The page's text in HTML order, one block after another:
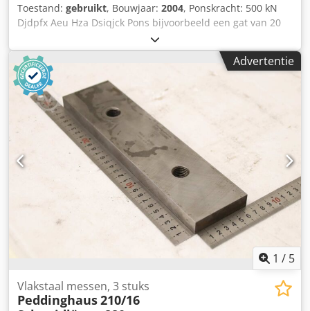
Toestand: gebruikt, Bouwjaar: 2004, Ponskracht: 500 kN
Djdpfx Aeu Hza Dsiqjck Pons bijvoorbeeld een gat van 20
mm in 18 mm staal Slagbediening via voetschakelaar
Assortiment gereedschappen inbegrepen in de prijs
Gewicht: 1400 kg
Advertentie
1 / 5
Vlakstaal messen, 3 stuks
Peddinghaus210/16